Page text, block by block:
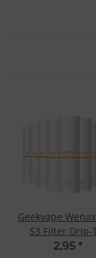
Geekvape
S3 Filter Drip-
2,95 *